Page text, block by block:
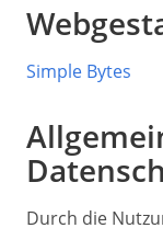
Simple Bytes
Durch die